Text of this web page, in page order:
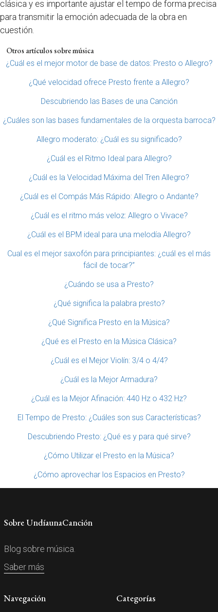
clásica y es importante ajustar el tempo de forma precisa
para transmitir la emoción adecuada de la obra en
cuestión.
Otros artículos sobre música
¿Cuál es el mejor motor de base de datos: Presto o Allegro?
¿Qué velocidad ofrece Presto frente a Allegro?
Descubriendo las Bases de una Canción
¿Cuáles son las bases fundamentales de la orquesta barroca?
Allegro moderato: ¿Cuál es su significado?
¿Cuál es el Ritmo Ideal para Allegro?
¿Cuál es la Velocidad Máxima del Tren Allegro?
¿Cuál es el Compás Más Rápido: Allegro o Andante?
¿Cuál es el ritmo más veloz: Allegro o Vivace?
¿Cuál es el BPM ideal para una melodía Allegro?
Cual es el mejor saxofón para principiantes: ¿cuál es el más
fácil de tocar?”
¿Cuándo se usa a Presto?
¿Qué significa la palabra presto?
¿Qué Significa Presto en la Música?
¿Qué es el Presto en la Música Clásica?
¿Cuál es el Mejor Violín: 3/4 o 4/4?
¿Cuál es la Mejor Armadura?
¿Cuál es la Mejor Afinación: 440 Hz o 432 Hz?
El Tempo de Presto: ¿Cuáles son sus Características?
Descubriendo Presto: ¿Qué es y para qué sirve?
¿Cómo Utilizar el Presto en la Música?
¿Cómo aprovechar los Espacios en Presto?
Sobre UndíaunaCanción
Blog sobre música.
Saber más
Navegación Categorías